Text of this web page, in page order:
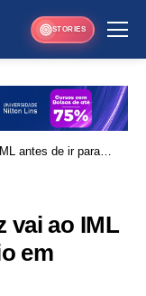
STORIES
antes de ir para
vai ao IML
em